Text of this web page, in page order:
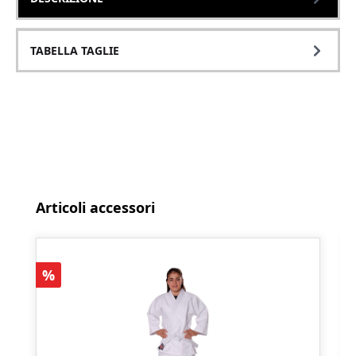
TABELLA TAGLIE
Salta la galleria dei prodotti
Articoli accessori
Sconto
%